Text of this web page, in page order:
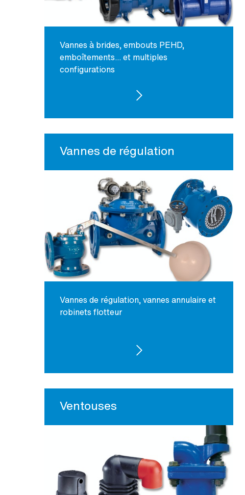
Vannes à brides, embouts PEHD,
emboîtements... et multiples
configurations
VOIR LES PRODUITS
Vannes de régulation
Vannes de régulation, vannes annulaire et
robinets flotteur
VOIR LES PRODUITS
Ventouses